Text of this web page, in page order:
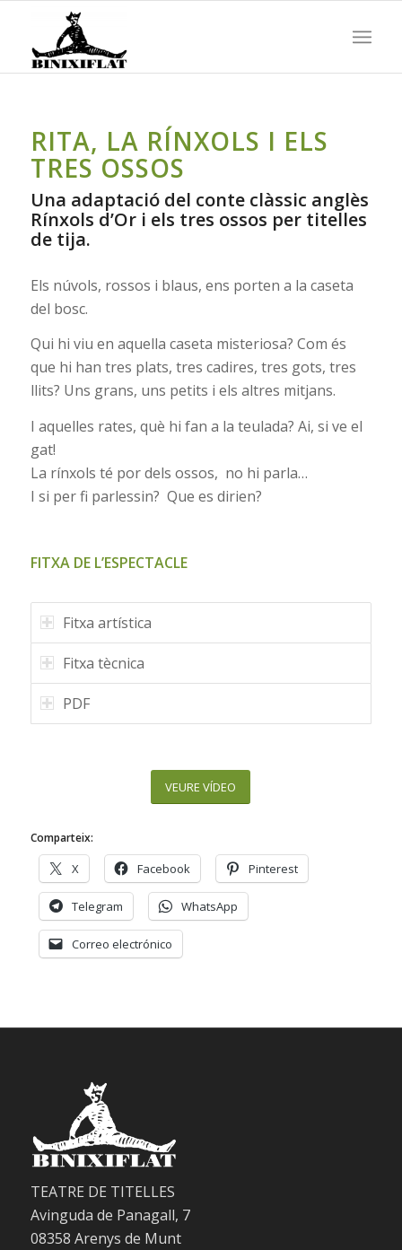
RITA, LA RÍNXOLS I ELS
TRES OSSOS
Una adaptació del conte clàssic anglès
Rínxols d’Or i els tres ossos per titelles
de tija.
Els núvols, rossos i blaus, ens porten a la caseta
del bosc.
Qui hi viu en aquella caseta misteriosa? Com és
que hi han tres plats, tres cadires, tres gots, tres
llits? Uns grans, uns petits i els altres mitjans.
I aquelles rates, què hi fan a la teulada? Ai, si ve el
gat!
La rínxols té por dels ossos, no hi parla…
I si per fi parlessin? Que es dirien?
this video in your wordpress backend
FITXA DE L’ESPECTACLE
Fitxa artística
Fitxa tècnica
PDF
VEURE VÍDEO
Comparteix:
X Facebook Pinterest
Telegram WhatsApp
Correo electrónico
TEATRE DE TITELLES
Avinguda de Panagall, 7
08358 Arenys de Munt